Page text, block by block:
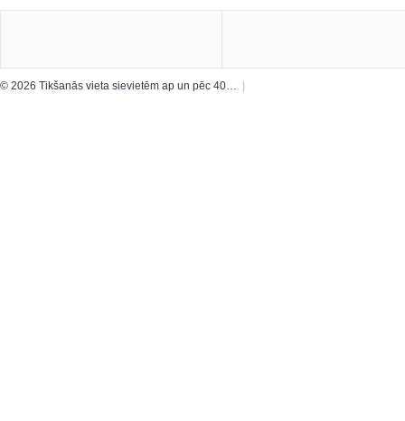
© 2026 Tikšanās vieta sievietēm ap un pēc 40… |